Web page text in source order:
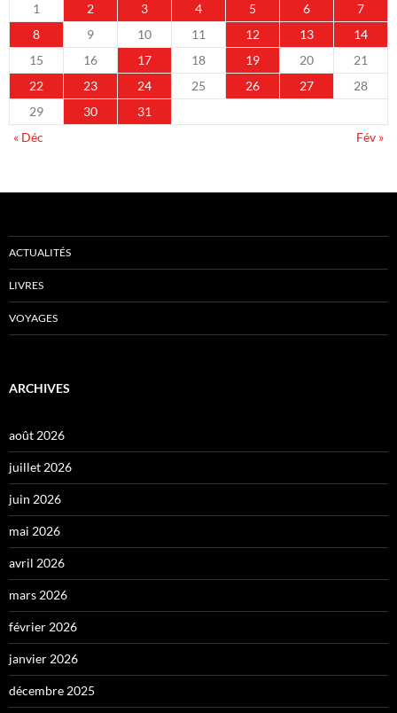
1 2 3 4 5 6
7
8
9 10 11 12 13
14
15
16 17 18 19 20
21
22
23 24 25 26 27
28
29
30
31
« Déc
Fév »
ACTUALITÉS
LIVRES
VOYAGES
ARCHIVES
août 2026
juillet 2026
juin 2026
mai 2026
avril 2026
mars 2026
février 2026
janvier 2026
décembre 2025